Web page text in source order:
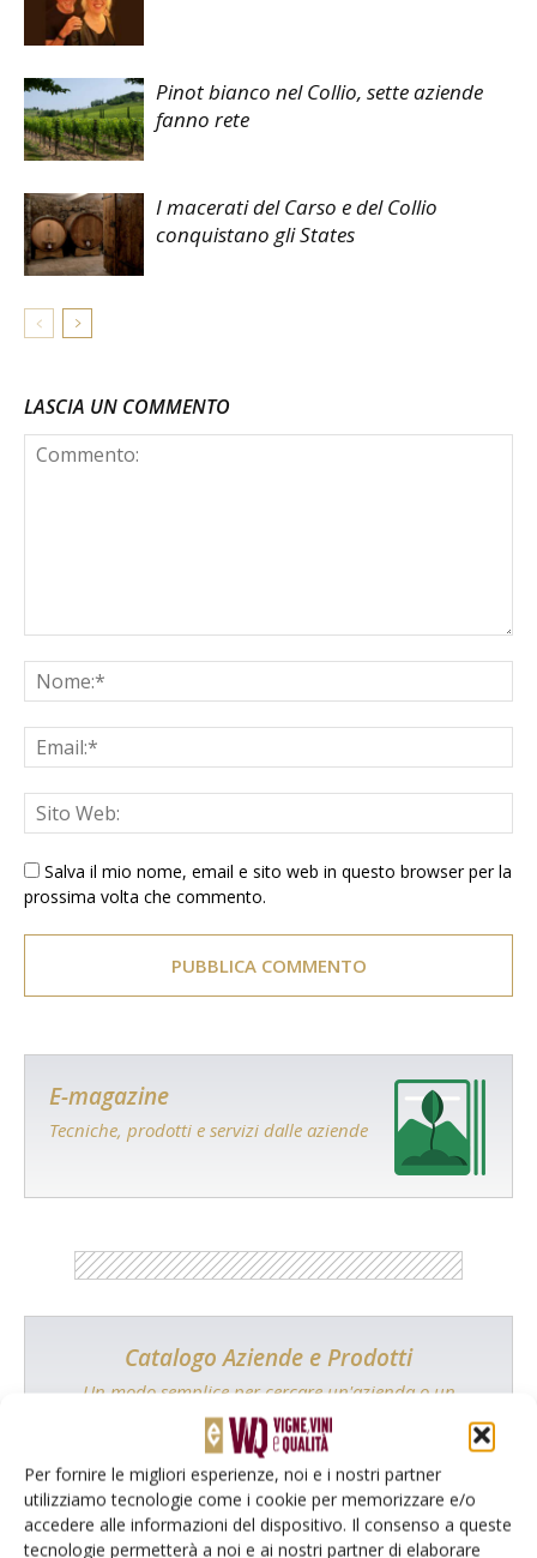
Per fornire le migliori esperienze, noi e i nostri partner
utilizziamo tecnologie come i cookie per memorizzare e/o
accedere alle informazioni del dispositivo. Il consenso a queste
tecnologie permetterà a noi e ai nostri partner di elaborare
Pinot bianco nel Collio, sette aziende
fanno rete
I macerati del Carso e del Collio
conquistano gli States
LASCIA UN COMMENTO
Salva il mio nome, email e sito web in questo browser per la
prossima volta che commento.
E-magazine
Tecniche, prodotti e servizi dalle aziende
Catalogo Aziende e Prodotti
Un modo semplice per cercare un'azienda o un
prodotto!
Cerca adesso